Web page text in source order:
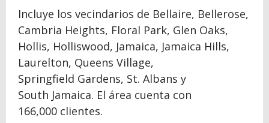
Incluye los vecindarios de Bellaire, Bellerose,
Cambria Heights, Floral Park, Glen Oaks,
Hollis, Holliswood, Jamaica, Jamaica Hills,
Laurelton, Queens Village,
Springfield Gardens, St. Albans y
South Jamaica. El área cuenta con
166,000 clientes.